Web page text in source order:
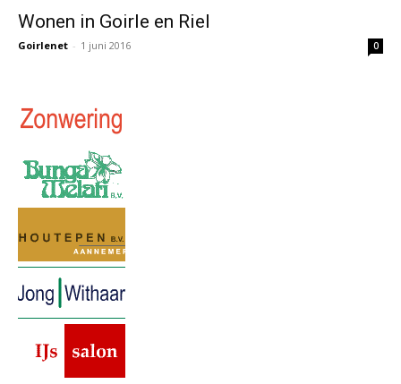
Wonen in Goirle en Riel
Goirlenet - 1 juni 2016 0